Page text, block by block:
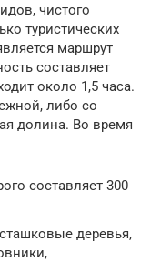
чистого
туристических
маршрут
составляет
около 1,5 часа.
либо со
долина. Во время
составляет 300
деревья,